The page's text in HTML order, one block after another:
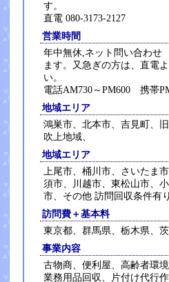
す。
直電 080-3173-2127
営業時間
年中無休,ネット問い合わ
ます。又急ぎの方は、直電
い。
電話AM730～PM600 携帯
地域エリア
鴻巣市、北本市、吉見町、
吹上地域、
地域エリア
上尾市、桶川市、さいたま
須市、川越市、東松山市、
市、その他 訪問回収条件有り
訪問費＋基本料
東京都、群馬県、栃木県、
事業内容
古物商、便利屋、高齢者環
業務用品回収、片付け代行